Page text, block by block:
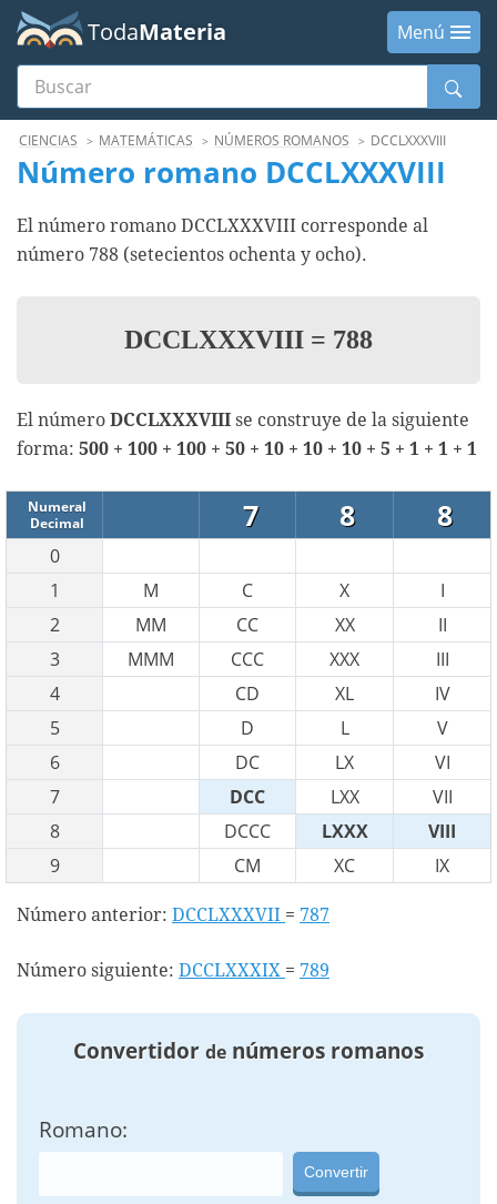
TodaMateria
Menú
Buscar
MenúCIENCIAS MATEMÁTICAS NÚMEROS ROMANOS DCCLXXXVIII
Número romano DCCLXXXVIII
El número romano DCCLXXXVIII corresponde al
número 788 (setecientos ochenta y ocho).
DCCLXXXVIII = 788
El número DCCLXXXVIII se construye de la siguiente
forma: 500 + 100 + 100 + 50 + 10 + 10 + 10 + 5 + 1 + 1 + 1
Numeral
Decimal
7 8 8
0
1
M C X
I
2
MM CC XX
II
3
MMM CCC XXX
III
4
CD XL
IV
5
D L
V
6
DC LX
VI
7
DCC LXX
VII
8
DCCC LXXX
VIII
9
CM XC IX
Número anterior: DCCLXXXVII = 787
Número siguiente: DCCLXXXIX = 789
Convertidor de números romanos
Romano:
Convertir